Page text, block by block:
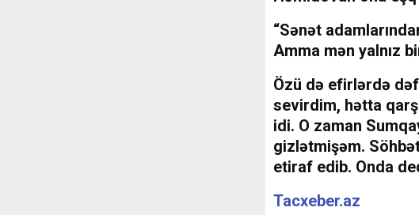
“Sənət
Amma mən yalnız
Özü də efirlərdə
sevirdim, hətta
idi. O zaman
gizlətmişəm.
etiraf edib. Onda
Tacxeber.az